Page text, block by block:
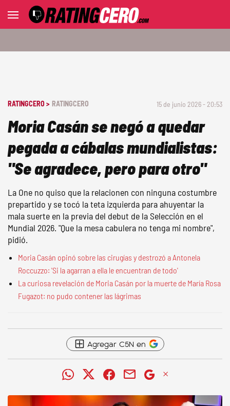
RATINGCERO > RATINGCERO 15 de junio 2026 - 20:53
Moria Casán se negó a quedar
pegada a cábalas mundialistas:
"Se agradece, pero para otro"
La One no quiso que la relacionen con ninguna costumbre
prepartido y se tocó la teta izquierda para ahuyentar la
mala suerte en la previa del debut de la Selección en el
Mundial 2026. "Que la mesa cabulera no tenga mi nombre",
pidió.
Moria Casán opinó sobre las cirugías y destrozó a Antonela
Roccuzzo: 'Si la agarran a ella le encuentran de todo'
La curiosa revelación de Moria Casán por la muerte de María Rosa
Fugazot: no pudo contener las lágrimas
Agregar C5N en